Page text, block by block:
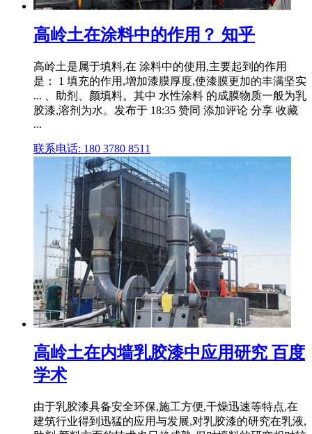
高岭土在涂料中的作用？ 知乎
高岭土是属于填料,在 涂料中的使用,主要起到的作用
是： 1 填充的作用,增加漆膜厚度,使漆膜更加的丰满坚实
... 、助剂、颜填料。其中 水性涂料 的成膜物质一般为乳
胶漆,溶剂为水。发布于 18:35 赞同 添加评论 分享 收藏
...
联系电话: 180 3780 8511
高岭土在内墙乳胶漆中应用研究 百度
学术
由于乳胶漆具备安全环保,施工方便,干燥迅速等特点,在
建筑行业得到迅猛的应用与发展,对乳胶漆的研究在乳液,